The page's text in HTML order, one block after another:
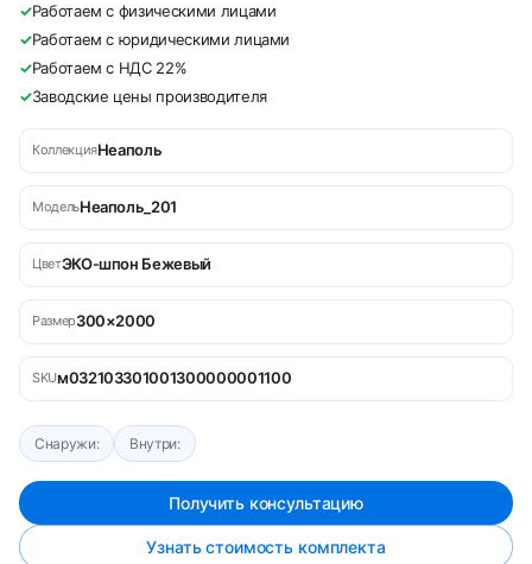
✓Работаем с физическими лицами
✓Работаем с юридическими лицами
✓Работаем с НДС 22%
✓Заводские цены производителя
КоллекцияНеаполь
МодельНеаполь_201
ЦветЭКО-шпон Бежевый
Размер300×2000
SKUм032103301001300000001100
Снаружи: Внутри:
Получить консультацию
Узнать стоимость комплекта